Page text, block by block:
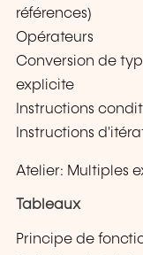
références)
Opérateurs
Conversion de
explicite
Instructions
Instructions
Atelier: Multiples
Tableaux
Principe de